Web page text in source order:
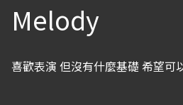
Melody
喜歡表演 但沒有什麼基礎 希望可